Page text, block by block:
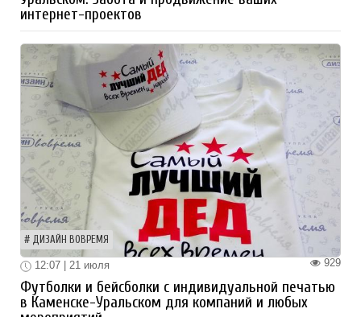
интернет-проектов
ДИЗАЙН ВОВРЕМЯ
929
12:07 | 21 июля
Футболки и бейсболки с индивидуальной печатью
в Каменске-Уральском для компаний и любых